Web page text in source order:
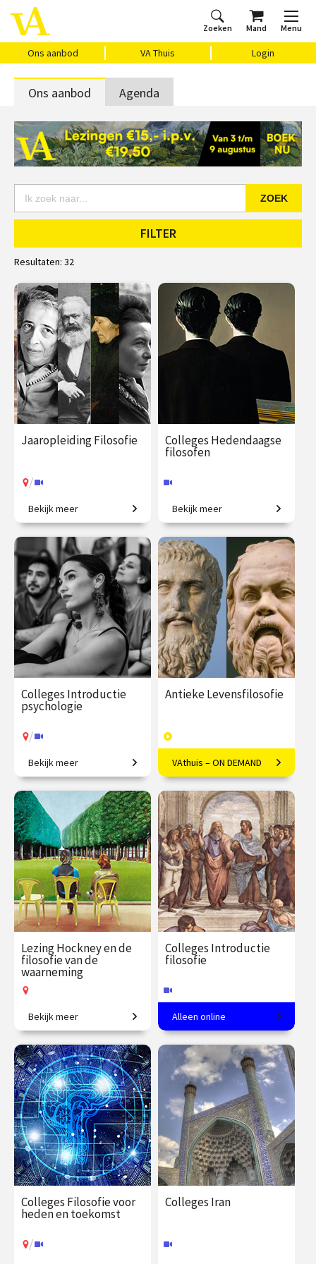
Zoeken Mand Menu
Ons aanbod VA Thuis Login
Home
Ons aanbod
Agenda
VAthuis
Over ons
Vragen?
Cadeaubon
Ons aanbod Agenda
ZOEK
FILTER
Resultaten: 32
Jaaropleiding Filosofie
/
In één jaar de wereld beter
begrijpen!
€ 1090.00
vanaf 22
sep.
/ Op locatie of online
Bekijk meer
Colleges Hedendaagse
filosofen
Van existentialisme en
identiteit tot sociale media.
€ 195.00
vanaf 29
sep.
Online
Bekijk meer
Colleges Introductie
psychologie
/
Van gedrag tot geheugen,
van stoornissen tot therapie.
€ 345.00
vanaf 22
sep.
/ Op locatie of online
Bekijk meer
Antieke Levensfilosofie
Het goede leven volgens
Socrates, Plato en vele
andere denkers.
€ 169.00
46
afleveringen
Speeltijd 13 uur
VAthuis
VAthuis – ON DEMAND
Lezing Hockney en de
filosofie van de
waarneming
De filosofische opvattingen
van Merleau-Ponty en
Hockney’s onderzoek naar
de verschillende manieren
van kijken.
€ 19.50
vanaf 15
sep.
Op locatie
Bekijk meer
Colleges Introductie
filosofie
Een andere kijk op de
werkelijkheid
€ 345.00
vanaf 23
sep.
Online
Alleen online
Colleges Filosofie voor
heden en toekomst
/
Colleges Iran